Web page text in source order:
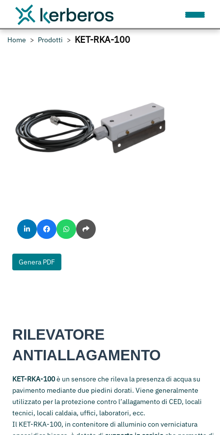
Home Prodotti KET-RKA-100
Genera PDF
RILEVATORE
ANTIALLAGAMENTO
KET-RKA-100è un sensore che rileva la presenza di acqua su
pavimento mediante due piedini dorati. Viene generalmente
utilizzato per la protezione contro l’allagamento di CED, locali
tecnici, locali caldaia, uffici, laboratori, ecc.
Il KET-RKA-100, in contenitore di alluminio con verniciatura